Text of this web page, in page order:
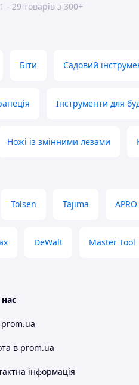
- 29 товарів з 300+
Біти Садовий
Інструменти для
Ножі із змінними лезами
Tolsen Tajima APRO
DeWalt Master Tool
в prom.ua
інформація